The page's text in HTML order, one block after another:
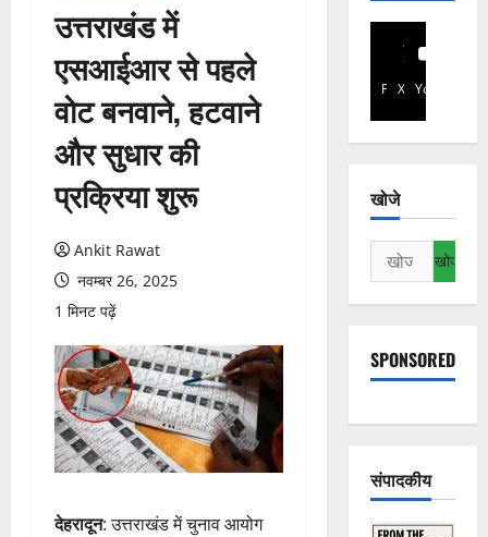
उत्तराखंड में
एसआईआर से पहले
वोट बनवाने, हटवाने
और सुधार की
प्रक्रिया शुरू
Ankit Rawat
नवम्बर 26, 2025
1 मिनट पढ़ें
देहरादून: उत्तराखंड में चुनाव आयोग
Facebook
X YouTube
खोजे
निम्न
को
खोजें:
SPONSORED
संपादकीय